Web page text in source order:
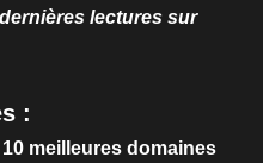
lectures sur
:
meilleures domaines